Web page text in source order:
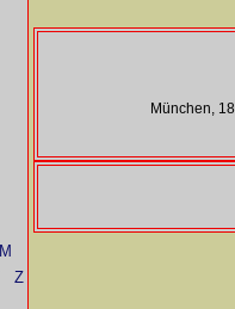
M
Z
München,